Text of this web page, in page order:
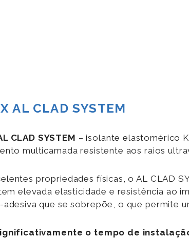
AL CLAD SYSTEM
CLAD SYSTEM – isolante elastomérico
multicamada resistente aos raios
propriedades físicas, o AL CLAD
elevada elasticidade e resistência ao
adesiva que se sobrepõe, o que permite
o tempo de